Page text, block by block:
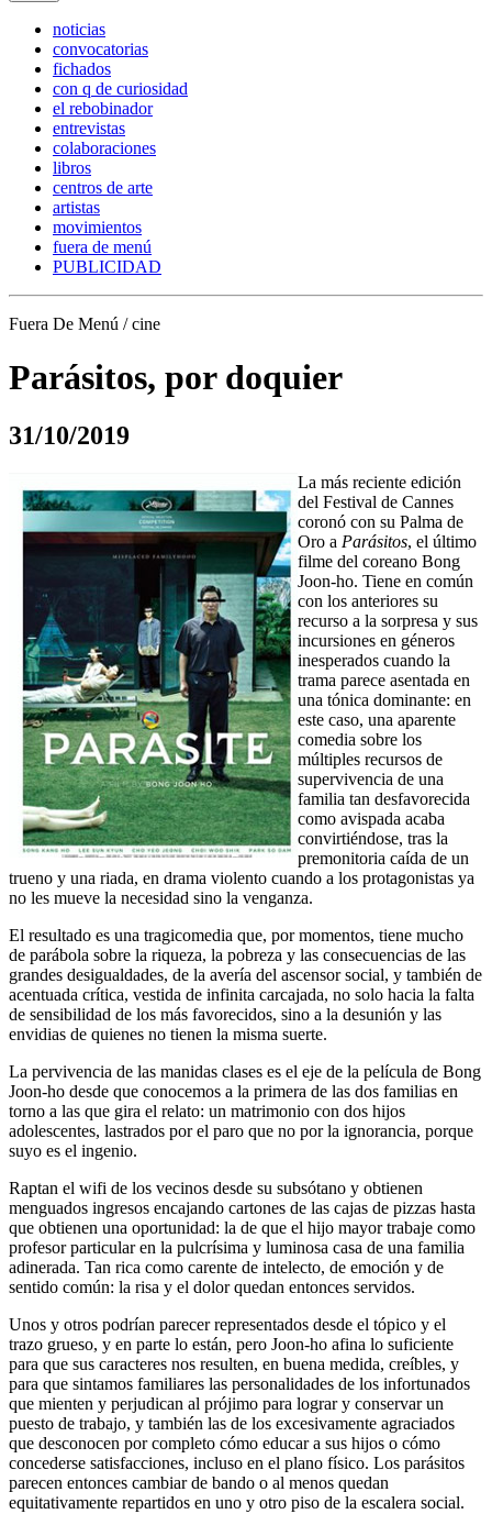
noticias
convocatorias
fichados
con q de curiosidad
el rebobinador
entrevistas
colaboraciones
libros
centros de arte
artistas
movimientos
fuera de menú
PUBLICIDAD
Fuera De Menú / cine
Parásitos, por doquier
31/10/2019
La más reciente edición
del Festival de Cannes
coronó con su Palma de
Oro a Parásitos, el último
filme del coreano Bong
Joon-ho. Tiene en común
con los anteriores su
recurso a la sorpresa y sus
incursiones en géneros
inesperados cuando la
trama parece asentada en
una tónica dominante: en
este caso, una aparente
comedia sobre los
múltiples recursos de
supervivencia de una
familia tan desfavorecida
como avispada acaba
convirtiéndose, tras la
premonitoria caída de un
trueno y una riada, en drama violento cuando a los protagonistas ya
no les mueve la necesidad sino la venganza.
El resultado es una tragicomedia que, por momentos, tiene mucho
de parábola sobre la riqueza, la pobreza y las consecuencias de las
grandes desigualdades, de la avería del ascensor social, y también de
acentuada crítica, vestida de infinita carcajada, no solo hacia la falta
de sensibilidad de los más favorecidos, sino a la desunión y las
envidias de quienes no tienen la misma suerte.
La pervivencia de las manidas clases es el eje de la película de Bong
Joon-ho desde que conocemos a la primera de las dos familias en
torno a las que gira el relato: un matrimonio con dos hijos
adolescentes, lastrados por el paro que no por la ignorancia, porque
suyo es el ingenio.
Raptan el wifi de los vecinos desde su subsótano y obtienen
menguados ingresos encajando cartones de las cajas de pizzas hasta
que obtienen una oportunidad: la de que el hijo mayor trabaje como
profesor particular en la pulcrísima y luminosa casa de una familia
adinerada. Tan rica como carente de intelecto, de emoción y de
sentido común: la risa y el dolor quedan entonces servidos.
Unos y otros podrían parecer representados desde el tópico y el
trazo grueso, y en parte lo están, pero Joon-ho afina lo suficiente
para que sus caracteres nos resulten, en buena medida, creíbles, y
para que sintamos familiares las personalidades de los infortunados
que mienten y perjudican al prójimo para lograr y conservar un
puesto de trabajo, y también las de los excesivamente agraciados
que desconocen por completo cómo educar a sus hijos o cómo
concederse satisfacciones, incluso en el plano físico. Los parásitos
parecen entonces cambiar de bando o al menos quedan
equitativamente repartidos en uno y otro piso de la escalera social.